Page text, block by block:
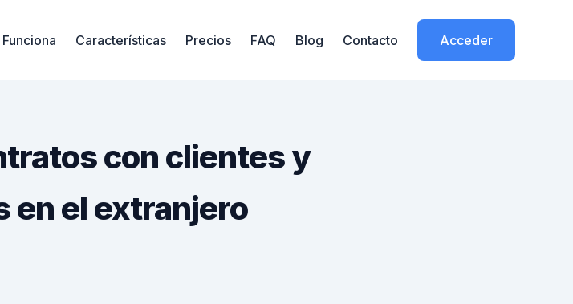
Características Precios FAQ Blog Contacto Acceder
con clientes y
en el extranjero